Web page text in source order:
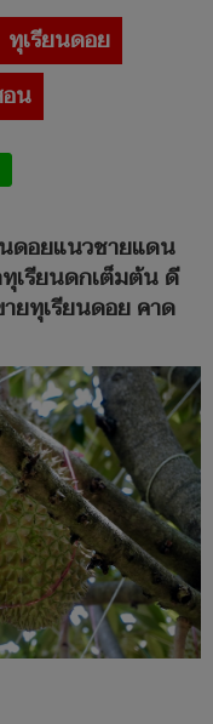
ทุเรียนดอย
น
ดอยแนวชายแดน
เรียนดกเต็มต้น ดี
ยทุเรียนดอย คาด